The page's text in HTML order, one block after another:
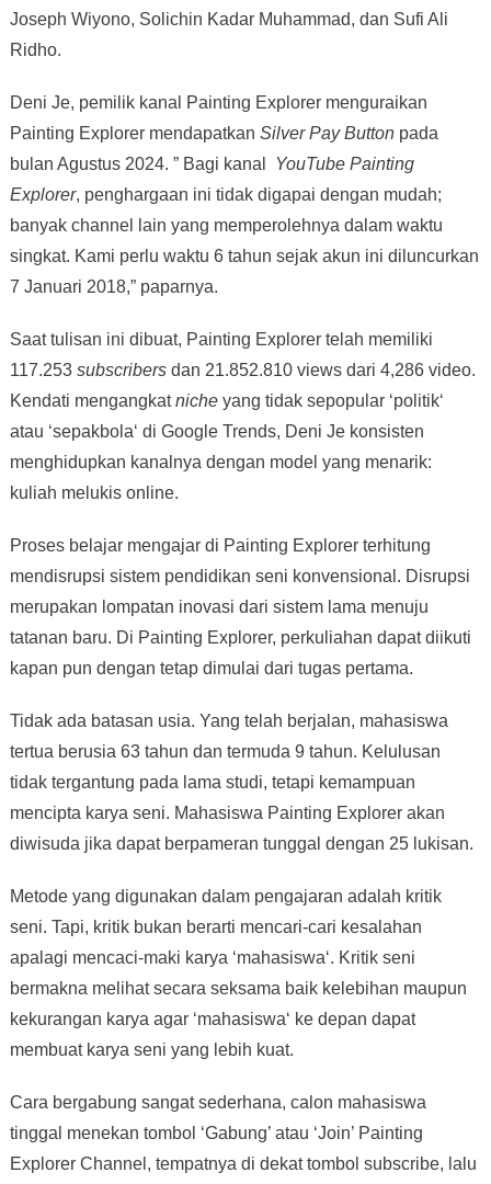
Joseph Wiyono, Solichin Kadar Muhammad, dan Sufi Ali
Ridho.
Deni Je, pemilik kanal Painting Explorer menguraikan
Painting Explorer mendapatkan Silver Pay Buttonpada
bulan Agustus 2024. ” Bagi kanal
YouTube Painting
Explorer, penghargaan ini tidak digapai dengan mudah;
banyak channel lain yang memperolehnya dalam waktu
singkat. Kami perlu waktu 6 tahun sejak akun ini diluncurkan
7 Januari 2018,” paparnya.
Saat tulisan ini dibuat, Painting Explorer telah memiliki
117.253 subscribersdan 21.852.810 views dari 4,286 video.
Kendati mengangkatnicheyang tidak sepopular ‘politik‘
atau ‘sepakbola‘ di Google Trends, Deni Je konsisten
menghidupkan kanalnya dengan model yang menarik:
kuliah melukis online.
Proses belajar mengajar di Painting Explorer terhitung
mendisrupsi sistem pendidikan seni konvensional. Disrupsi
merupakan lompatan inovasi dari sistem lama menuju
tatanan baru. Di Painting Explorer, perkuliahan dapat diikuti
kapan pun dengan tetap dimulai dari tugas pertama.
Tidak ada batasan usia. Yang telah berjalan, mahasiswa
tertua berusia 63 tahun dan termuda 9 tahun. Kelulusan
tidak tergantung pada lama studi, tetapi kemampuan
mencipta karya seni. Mahasiswa Painting Explorer akan
diwisuda jika dapat berpameran tunggal dengan 25 lukisan.
Metode yang digunakan dalam pengajaran adalah kritik
seni. Tapi, kritik bukan berarti mencari-cari kesalahan
apalagi mencaci-maki karya ‘mahasiswa‘. Kritik seni
bermakna melihat secara seksama baik kelebihan maupun
kekurangan karya agar ‘mahasiswa‘ ke depan dapat
membuat karya seni yang lebih kuat.
Cara bergabung sangat sederhana, calon mahasiswa
tinggal menekan tombol ‘Gabung’ atau ‘Join’ Painting
Explorer Channel, tempatnya di dekat tombol subscribe, lalu